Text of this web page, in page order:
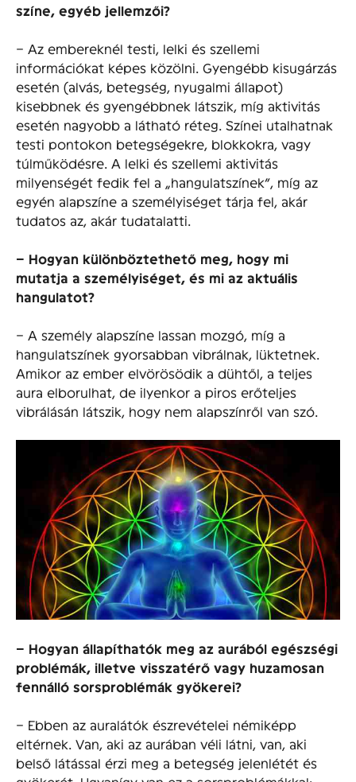
színe, egyéb jellemzői?
– Az embereknél testi, lelki és szellemi
információkat képes közölni. Gyengébb kisugárzás
esetén (alvás, betegség, nyugalmi állapot)
kisebbnek és gyengébbnek látszik, míg aktivitás
esetén nagyobb a látható réteg. Színei utalhatnak
testi pontokon betegségekre, blokkokra, vagy
túlműködésre. A lelki és szellemi aktivitás
milyenségét fedik fel a „hangulatszínek”, míg az
egyén alapszíne a személyiséget tárja fel, akár
tudatos az, akár tudatalatti.
– Hogyan különböztethető meg, hogy mi
mutatja a személyiséget, és mi az aktuális
hangulatot?
– A személy alapszíne lassan mozgó, míg a
hangulatszínek gyorsabban vibrálnak, lüktetnek.
Amikor az ember elvörösödik a dühtől, a teljes
aura elborulhat, de ilyenkor a piros erőteljes
vibrálásán látszik, hogy nem alapszínről van szó.
– Hogyan állapíthatók meg az aurából egészségi
problémák, illetve visszatérő vagy huzamosan
fennálló sorsproblémák gyökerei?
– Ebben az auralátók észrevételei némiképp
eltérnek. Van, aki az aurában véli látni, van, aki
belső látással érzi meg a betegség jelenlétét és